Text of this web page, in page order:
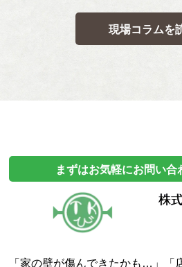
現場コラムを
まずはお気軽にお問い合
「家の壁が傷んできたかも…」「